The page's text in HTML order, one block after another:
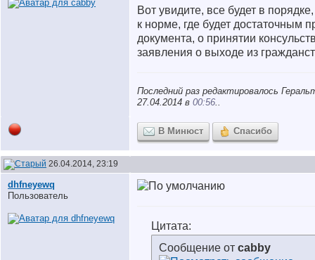
Вот увидите, все будет в
к норме, где будет достаточным
документа, о принятии
заявления о выходе из
Последний раз редактировалось
27.04.2014 в 00:56..
В Минюст Спасибо
26.04.2014, 23:19
dhfneyewq
Пользователь
Цитата:
Сообщение от cabby